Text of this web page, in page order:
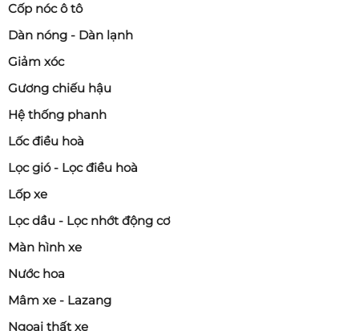
Cốp nóc ô tô
Dàn nóng - Dàn lạnh
Giảm xóc
Gương chiếu hậu
Hệ thống phanh
Lốc điều hoà
Lọc gió - Lọc điều hoà
Lốp xe
Lọc dầu - Lọc nhớt động cơ
Màn hình xe
Nước hoa
Mâm xe - Lazang
Ngoại thất xe